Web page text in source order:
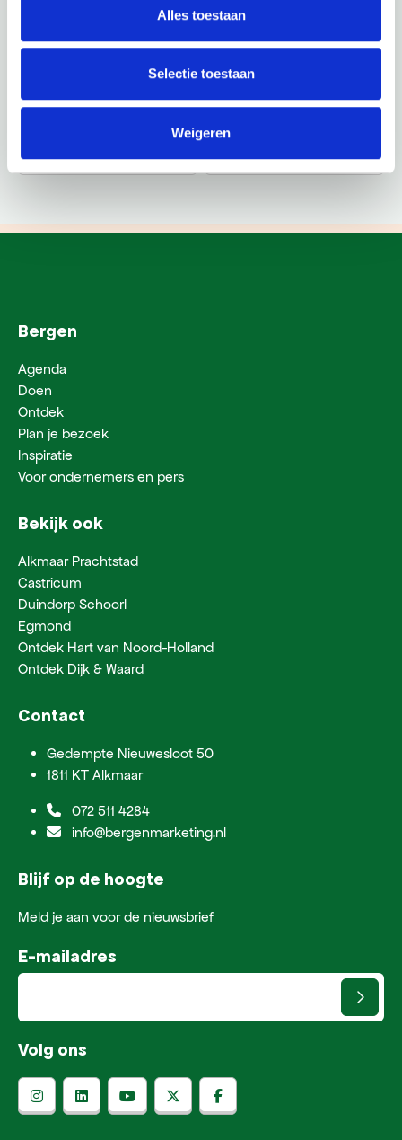
Alles toestaan
Selectie toestaan
Weigeren
Bergen
Agenda
Doen
Ontdek
Plan je bezoek
Inspiratie
Voor ondernemers en pers
Bekijk ook
Alkmaar Prachtstad
Castricum
Duindorp Schoorl
Egmond
Ontdek Hart van Noord-Holland
Ontdek Dijk & Waard
Contact
Gedempte Nieuwesloot 50
1811 KT Alkmaar
072 511 4284
info@bergenmarketing.nl
Blijf op de hoogte
Meld je aan voor de nieuwsbrief
E-mailadres
Volg ons